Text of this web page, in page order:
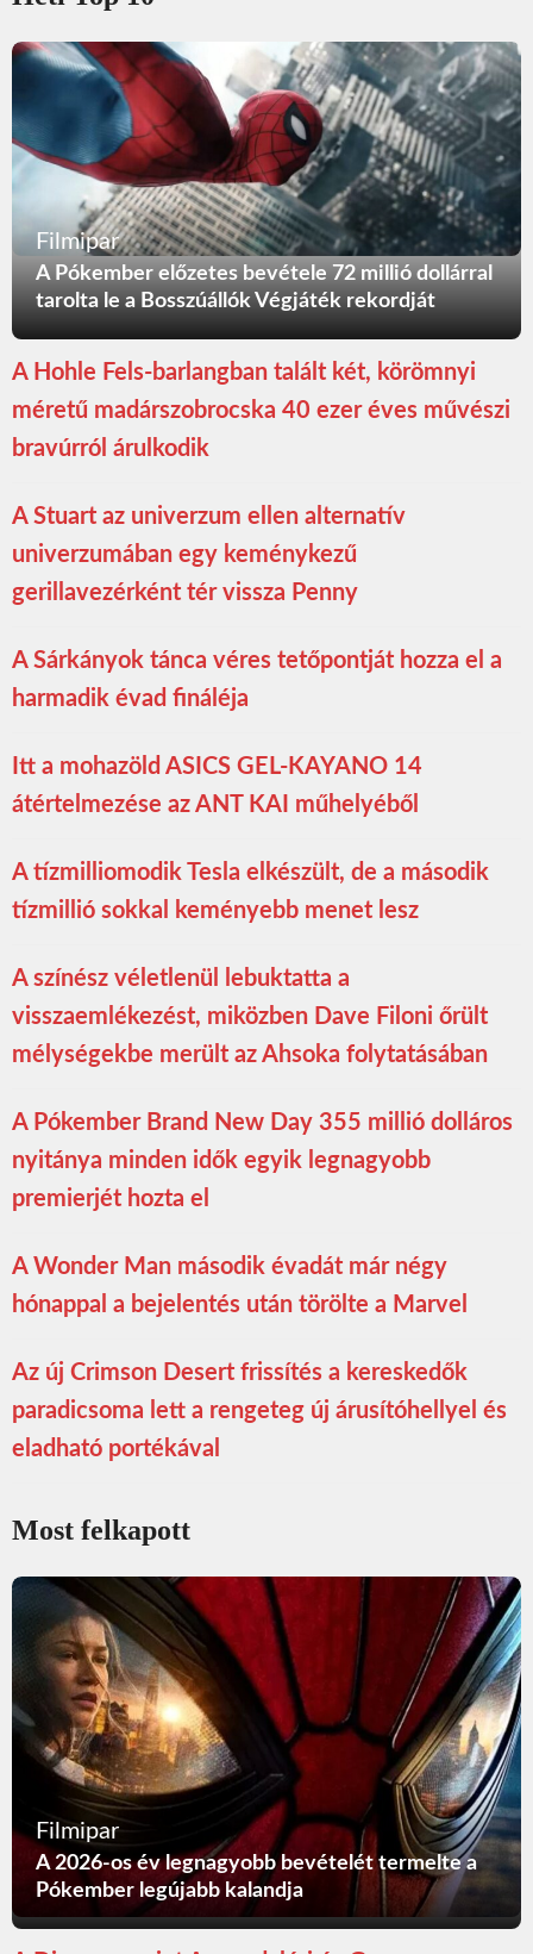
Filmipar
A Pókember előzetes bevétele 72 millió dollárral
tarolta le a Bosszúállók Végjáték rekordját
A Hohle Fels-barlangban talált két, körömnyi
méretű madárszobrocska 40 ezer éves művészi
bravúrról árulkodik
A Stuart az univerzum ellen alternatív
univerzumában egy keménykezű
gerillavezérként tér vissza Penny
A Sárkányok tánca véres tetőpontját hozza el a
harmadik évad fináléja
Itt a mohazöld ASICS GEL-KAYANO 14
átértelmezése az ANT KAI műhelyéből
A tízmilliomodik Tesla elkészült, de a második
tízmillió sokkal keményebb menet lesz
A színész véletlenül lebuktatta a
visszaemlékezést, miközben Dave Filoni őrült
mélységekbe merült az Ahsoka folytatásában
A Pókember Brand New Day 355 millió dolláros
nyitánya minden idők egyik legnagyobb
premierjét hozta el
A Wonder Man második évadát már négy
hónappal a bejelentés után törölte a Marvel
Az új Crimson Desert frissítés a kereskedők
paradicsoma lett a rengeteg új árusítóhellyel és
eladható portékával
Most felkapott
Filmipar
A 2026-os év legnagyobb bevételét termelte a
Pókember legújabb kalandja